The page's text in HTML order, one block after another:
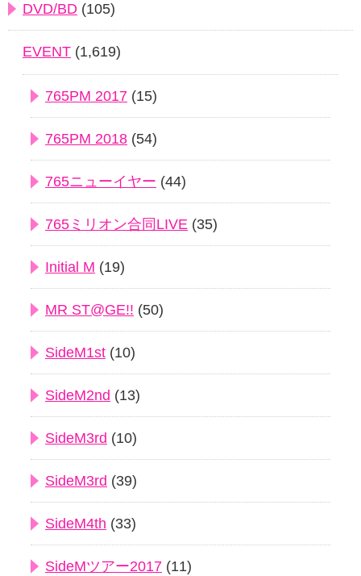
DVD/BD (105)
EVENT (1,619)
765PM 2017 (15)
765PM 2018 (54)
765ニューイヤー (44)
765ミリオン合同LIVE (35)
Initial M (19)
MR ST@GE!! (50)
SideM1st (10)
SideM2nd (13)
SideM3rd (10)
SideM3rd (39)
SideM4th (33)
SideMツアー2017 (11)